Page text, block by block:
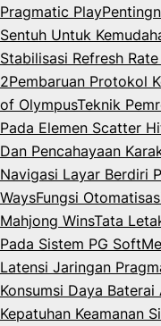
Pragmatic Play
Sentuh Untuk
Stabilisasi Refresh
2Pembaruan Protokol
of OlympusTeknik
Pada Elemen Scatter
Dan Pencahayaan
Navigasi Layar Berdiri
WaysFungsi
Mahjong WinsTata
Pada Sistem PG Soft
Latensi Jaringan
Konsumsi Daya
Kepatuhan Keamanan